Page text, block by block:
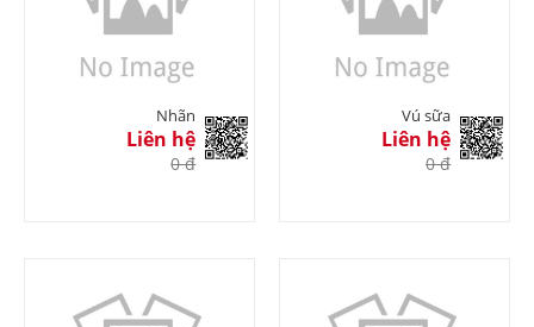
Nhãn
Liên hệ
0 đ
Vú sữa
Liên hệ
0 đ